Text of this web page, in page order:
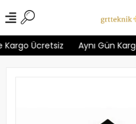
Ücretsiz Aynı Gün Kargo